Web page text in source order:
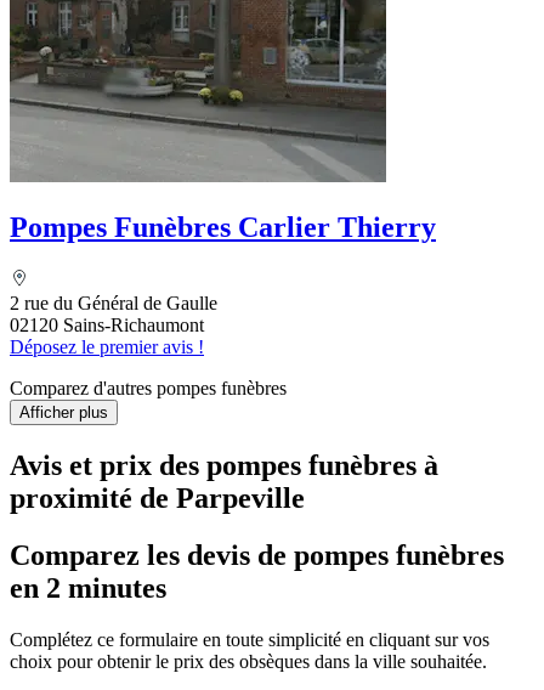
Pompes Funèbres Carlier Thierry
2 rue du Général de Gaulle
02120 Sains-Richaumont
Déposez le premier avis !
Comparez d'autres pompes funèbres
Afficher plus
Avis et prix des pompes funèbres à
proximité de Parpeville
Comparez les devis de pompes funèbres
en 2 minutes
Complétez ce formulaire en toute simplicité en cliquant sur vos
choix pour obtenir le prix des obsèques dans la ville souhaitée.